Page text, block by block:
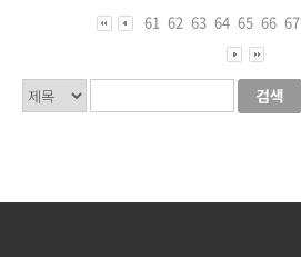
61 62 63 64 65 66 67